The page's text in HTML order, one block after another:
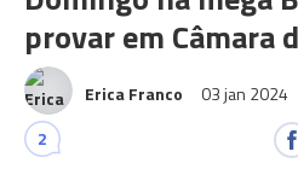
provar em Câmara
Erica Franco 03 jan 2024
2